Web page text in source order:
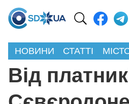
НОВИНИ СТАТТІ
Від